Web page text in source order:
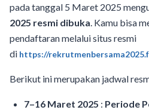
pada tanggal 5 Maret 2025
2025 resmi dibuka . Kamu bisa
pendaftaran melalui situs resmi
di https://
Berikut ini merupakan jadwal
7–16 Maret 2025 : Periode